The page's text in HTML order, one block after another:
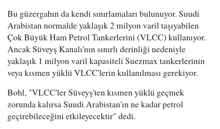
Bu güzergahın da kendi sınırlamaları bulunuyor. Suudi
Arabistan normalde yaklaşık 2 milyon varil taşıyabilen
Çok Büyük Ham Petrol Tankerlerini (VLCC) kullanıyor.
Ancak Süveyş Kanalı'nın sınırlı derinliği nedeniyle
yaklaşık 1 milyon varil kapasiteli Suezmax tankerlerinin
veya kısmen yüklü VLCC'lerin kullanılması gerekiyor.
Bohl, "VLCC'ler Süveyş'ten kısmen yüklü geçmek
zorunda kalırsa Suudi Arabistan'ın ne kadar petrol
geçirebileceğini etkileyecektir" dedi.